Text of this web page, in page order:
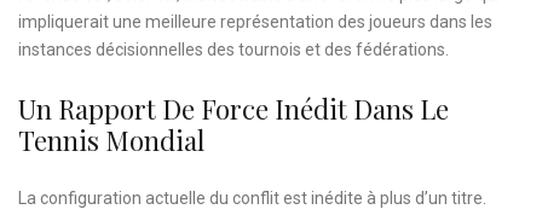
impliquerait une meilleure représentation des joueurs dans les
instances décisionnelles des tournois et des fédérations.
Un Rapport De Force Inédit Dans Le
Tennis Mondial
La configuration actuelle du conflit est inédite à plus d’un titre.